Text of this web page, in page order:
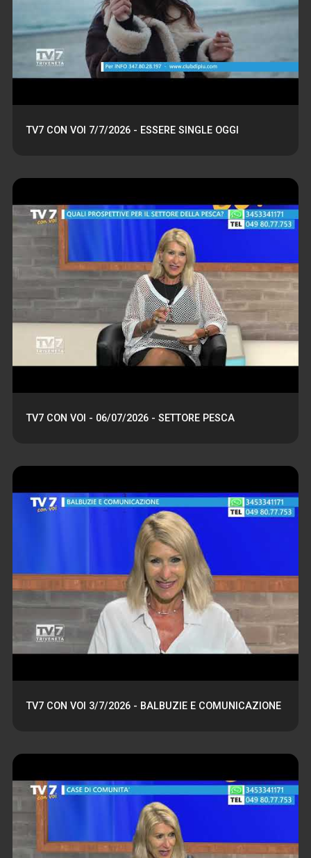
TV7 CON VOI 7/7/2026 - ESSERE SINGLE OGGI
TV7 CON VOI - 06/07/2026 - SETTORE PESCA
TV7 CON VOI 3/7/2026 - BALBUZIE E COMUNICAZIONE